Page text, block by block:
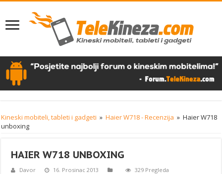
Kineski mobiteli, tableti i gadgeti » Haier W718 - Recenzija » Haier W718
unboxing
HAIER W718 UNBOXING
Davor 16. Prosinac 2013 329 Pregleda